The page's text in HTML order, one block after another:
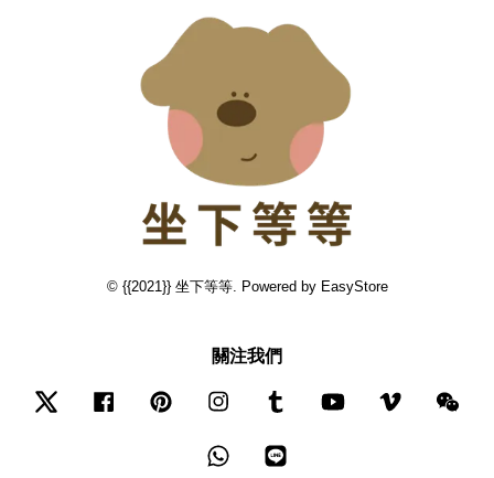
© {{2021}} 坐下等等. Powered by EasyStore
關注我們
Twitter Facebook Pinterest Instagram Tumblr YouTube Vimeo
Whatsapp